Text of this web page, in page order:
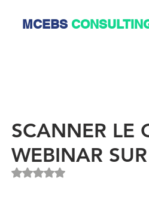
MCEBS
SCANNER LE
WEBINAR
Noté NaN étoiles sur 5.